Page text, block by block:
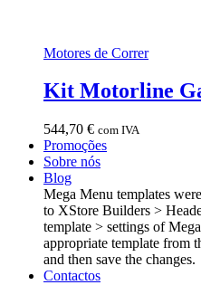
Motores de Correr
Kit Motorline
544,70 € com IVA
Promoções
Sobre nós
Blog
Mega Menu templates
to XStore Builders >
template > settings of
appropriate template from
and then save the changes.
Contactos